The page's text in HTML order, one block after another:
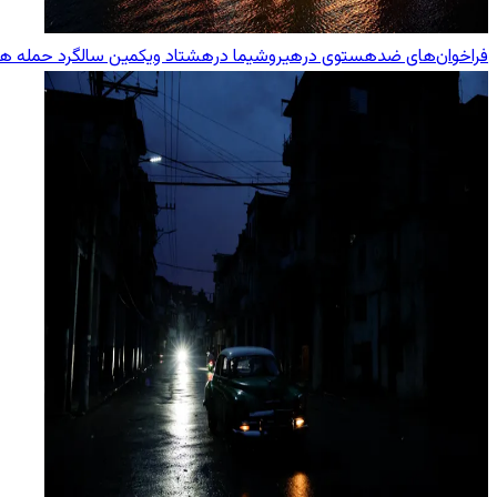
فراخوان‌های ضدهستوی درهیروشیما درهشتاد ویکمین سالگرد حمله